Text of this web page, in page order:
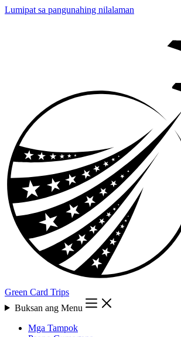
Lumipat sa pangunahing nilalaman
Green Card Trips
Buksan ang Menu
Mga Tampok